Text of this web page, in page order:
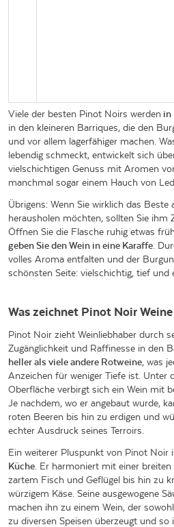
Viele der besten Pinot Noirs werden in
in den kleineren Barriques, die den
und vor allem lagerfähiger machen.
lebendig schmeckt, entwickelt sich
vielschichtigen Genuss mit Aromen
manchmal sogar einem Hauch von
Übrigens: Wenn Sie wirklich das
herausholen möchten, sollten Sie ihm
Öffnen Sie die Flasche ruhig etwas
geben Sie den Wein in eine Karaffe .
volles Aroma entfalten und der
schönsten Seite: vielschichtig, tief und
Was zeichnet Pinot Noir Weine
Pinot Noir zieht Weinliebhaber durch
Zugänglichkeit und Raffinesse in den
heller als viele andere Rotweine, was
Anzeichen für weniger Tiefe ist. Unter
Oberfläche verbirgt sich ein Wein mit
Je nachdem, wo er angebaut wurde,
roten Beeren bis hin zu erdigen und
echter Ausdruck seines Terroirs.
Ein weiterer Pluspunkt von Pinot Noir
Küche . Er harmoniert mit einer
zartem Fisch und Geflügel bis hin zu
würzigem Käse. Seine ausgewogene
machen ihn zu einem Wein, der
zu diversen Speisen überzeugt und